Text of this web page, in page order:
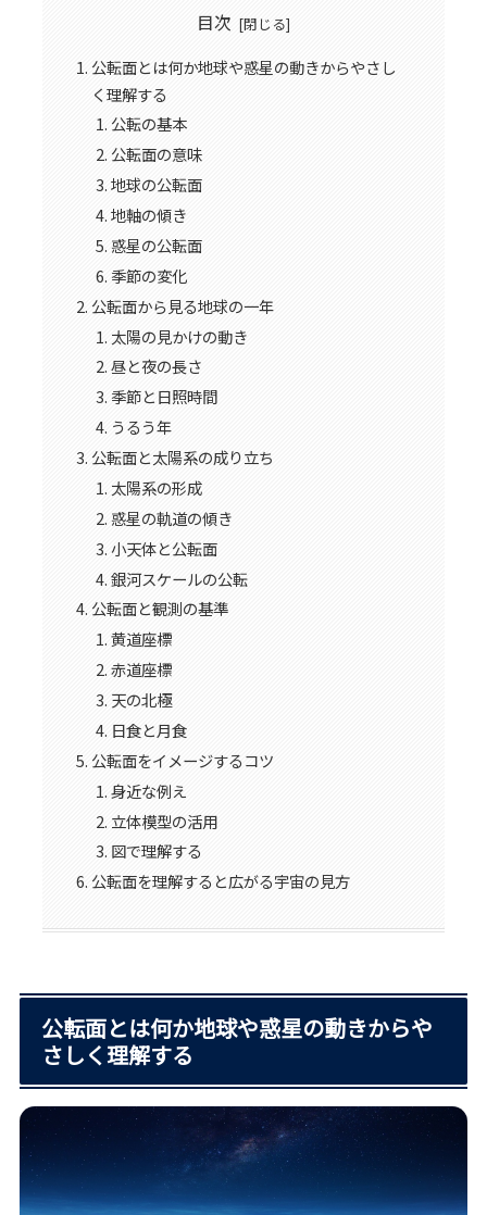
目次
公転面とは何か地球や惑星の動きからやさし
く理解する
公転の基本
公転面の意味
地球の公転面
地軸の傾き
惑星の公転面
季節の変化
公転面から見る地球の一年
太陽の見かけの動き
昼と夜の長さ
季節と日照時間
うるう年
公転面と太陽系の成り立ち
太陽系の形成
惑星の軌道の傾き
小天体と公転面
銀河スケールの公転
公転面と観測の基準
黄道座標
赤道座標
天の北極
日食と月食
公転面をイメージするコツ
身近な例え
立体模型の活用
図で理解する
公転面を理解すると広がる宇宙の見方
公転面とは何か地球や惑星の動きからや
さしく理解する